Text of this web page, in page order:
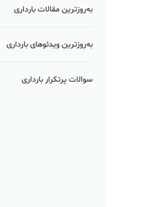
به‌روزترین مقالات بارداری
به‌روزترین ویدئوهای بارداری
سوالات پرتکرار بارداری